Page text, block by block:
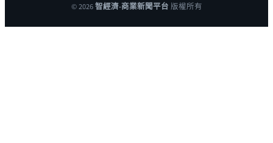
© 2026智經濟-商業新聞平台 版權所有